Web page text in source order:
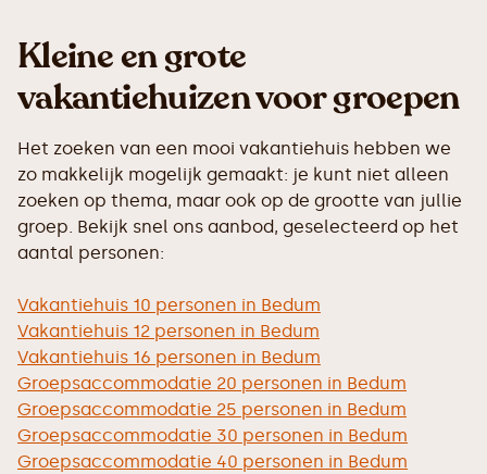
Kleine en grote
vakantiehuizen voor groepen
Het zoeken van een mooi vakantiehuis hebben we
zo makkelijk mogelijk gemaakt: je kunt niet alleen
zoeken op thema, maar ook op de grootte van jullie
groep. Bekijk snel ons aanbod, geselecteerd op het
aantal personen:
Vakantiehuis 10 personen in Bedum
Vakantiehuis 12 personen in Bedum
Vakantiehuis 16 personen in Bedum
Groepsaccommodatie 20 personen in Bedum
Groepsaccommodatie 25 personen in Bedum
Groepsaccommodatie 30 personen in Bedum
Groepsaccommodatie 40 personen in Bedum